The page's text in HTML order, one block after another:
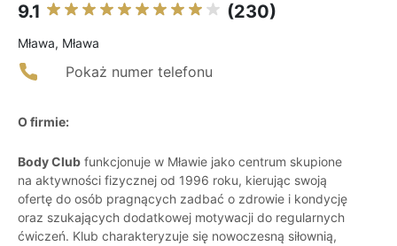
9.1 (230)
Mława, Mława
Pokaż numer telefonu
O firmie:
Body Club funkcjonuje w Mławie jako centrum skupione
na aktywności fizycznej od 1996 roku, kierując swoją
ofertę do osób pragnących zadbać o zdrowie i kondycję
oraz szukających dodatkowej motywacji do regularnych
ćwiczeń. Klub charakteryzuje się nowoczesną siłownią,